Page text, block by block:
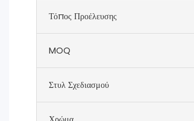
Τόπος Προέλευσης
MOQ
Στυλ Σχεδιασμού